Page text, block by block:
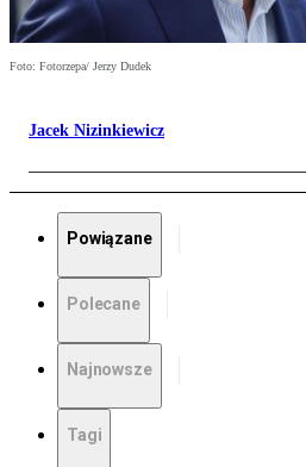
Foto: Fotorzepa/ Jerzy Dudek
Jacek Nizinkiewicz
Powiązane
Polecane
Najnowsze
Tagi